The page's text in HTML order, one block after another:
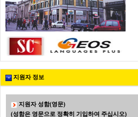
지원자 정보
지원자 성함(영문)
(성함은 영문으로 정확히 기입하여 주십시오)